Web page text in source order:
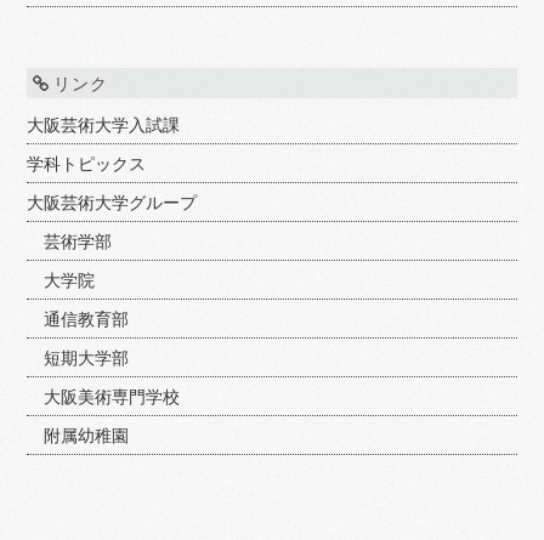
リンク
大阪芸術大学入試課
学科トピックス
大阪芸術大学グループ
芸術学部
大学院
通信教育部
短期大学部
大阪美術専門学校
附属幼稚園